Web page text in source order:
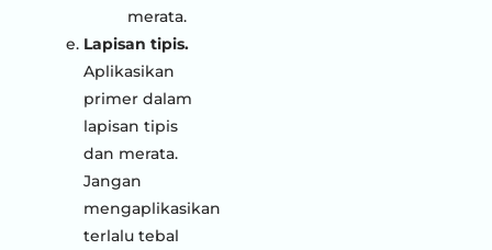
merata.
Lapisan tipis.
Aplikasikan
primer dalam
lapisan tipis
dan merata.
Jangan
mengaplikasikan
terlalu tebal